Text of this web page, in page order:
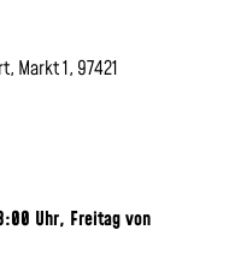
Markt 1, 97421
Uhr, Freitag von